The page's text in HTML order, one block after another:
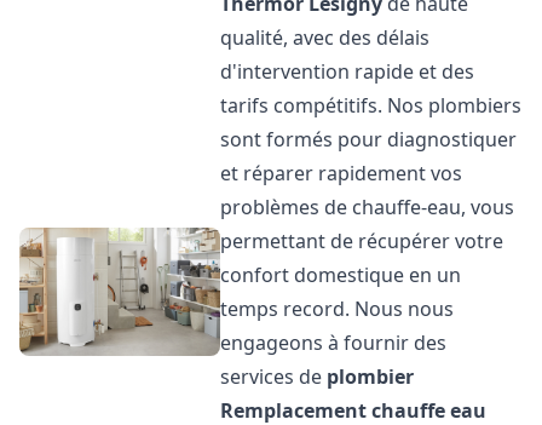
qualité, avec des délais
d'intervention rapide et des
tarifs compétitifs. Nos plombiers
sont formés pour diagnostiquer
et réparer rapidement vos
problèmes de chauffe-eau, vous
permettant de récupérer votre
confort domestique en un
temps record. Nous nous
engageons à fournir des
services de plombier
Remplacement chauffe eau